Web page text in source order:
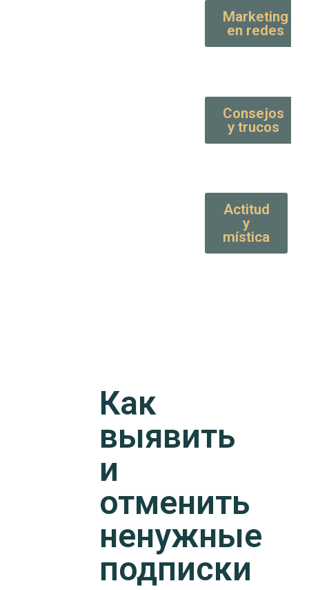
Как
выявить
и
отменить
ненужные
подписки
Marketing
en redes
Consejos
y trucos
Actitud
y
mística